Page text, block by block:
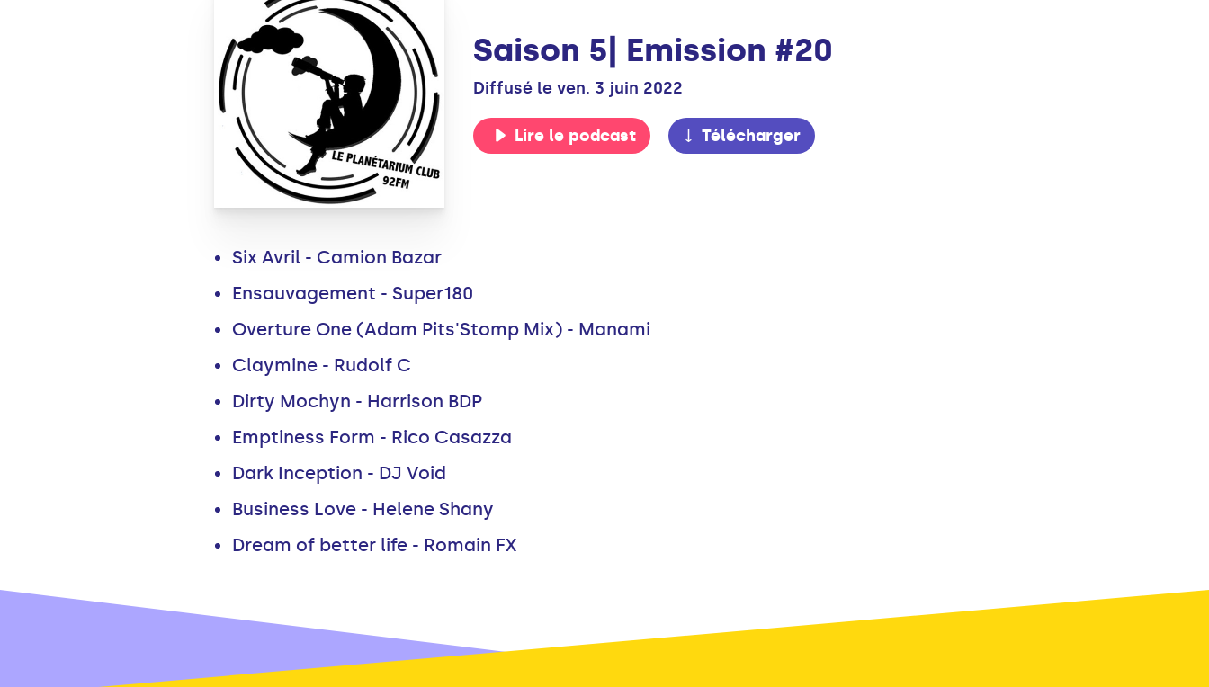
Saison 5| Emission #20
Diffusé le ven. 3 juin 2022
Lire le podcast Télécharger
Six Avril - Camion Bazar
Ensauvagement - Super180
Overture One (Adam Pits'Stomp Mix) - Manami
Claymine - Rudolf C
Dirty Mochyn - Harrison BDP
Emptiness Form - Rico Casazza
Dark Inception - DJ Void
Business Love - Helene Shany
Dream of better life - Romain FX